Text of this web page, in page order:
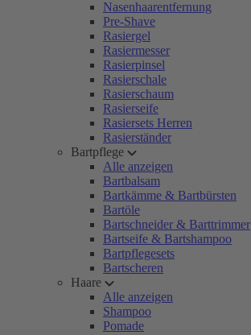
Nasenhaarentfernung
Pre-Shave
Rasiergel
Rasiermesser
Rasierpinsel
Rasierschale
Rasierschaum
Rasierseife
Rasiersets Herren
Rasierständer
Bartpflege
Alle anzeigen
Bartbalsam
Bartkämme & Bartbürsten
Bartöle
Bartschneider & Barttrimmer
Bartseife & Bartshampoo
Bartpflegesets
Bartscheren
Haare
Alle anzeigen
Shampoo
Pomade